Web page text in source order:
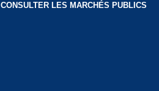
CONSULTER LES MARCHÉS PUBLICS